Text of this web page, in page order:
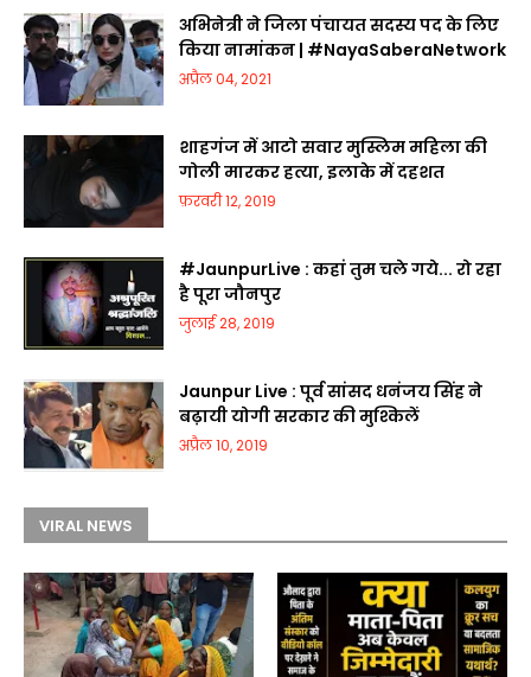
अभिनेत्री ने जिला पंचायत सदस्य पद के लिए
किया नामांकन | #NayaSaberaNetwork
अप्रैल 04, 2021
शाहगंज में आटो सवार मुस्लिम महिला की
गोली मारकर हत्या, इलाके में दहशत
फ़रवरी 12, 2019
#JaunpurLive : कहां तुम चले गये... रो रहा
है पूरा जौनपुर
जुलाई 28, 2019
Jaunpur Live : पूर्व सांसद धनंजय सिंह ने
बढ़ायी योगी सरकार की मुश्किलें
अप्रैल 10, 2019
VIRAL NEWS